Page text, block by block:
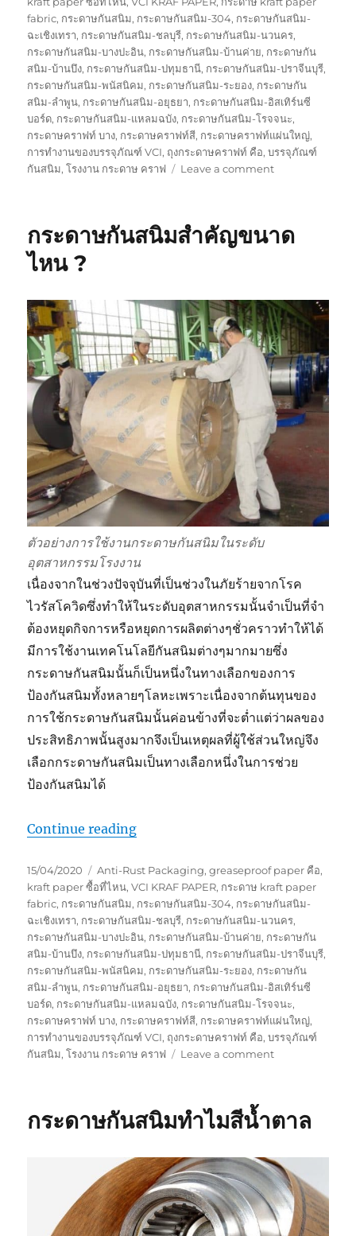
fabric, กระดาษกันสนิม, กระดาษกันสนิม-304, กระดาษกันสนิม-
ฉะเชิงเทรา, กระดาษกันสนิม-ชลบุรี, กระดาษกันสนิม-นวนคร,
กระดาษกันสนิม-บางปะอิน, กระดาษกันสนิม-บ้านค่าย, กระดาษกัน
สนิม-บ้านบึง, กระดาษกันสนิม-ปทุมธานี, กระดาษกันสนิม-ปราจีนบุรี,
กระดาษกันสนิม-พนัสนิคม, กระดาษกันสนิม-ระยอง, กระดาษกัน
สนิม-ลำพูน, กระดาษกันสนิม-อยุธยา, กระดาษกันสนิม-อิสเทิร์นซี
บอร์ด, กระดาษกันสนิม-แหลมฉบัง, กระดาษกันสนิม-โรจจนะ,
กระดาษคราฟท์ บาง, กระดาษคราฟท์สี, กระดาษคราฟท์แผ่นใหญ่,
การทำงานของบรรจุภัณฑ์ VCI, ถุงกระดาษคราฟท์ คือ,บรรจุภัณฑ์
กันสนิม,โรงงาน กระดาษ คราฟ Leave a commenton
กับ
สนิม
ใช้
งาน
เหมือน
กัน
ไหม
?
กระดาษกันสนิมสำคัญขนาด
ไหน ?
ตัวอย่างการใช้งานกระดาษกันสนิมในระดับ
อุตสาหกรรมโรงงาน
เนื่องจากในช่วงปัจจุบันที่เป็นช่วงในภัยร้ายจากโรค
ไวรัสโควิดซึ่งทำให้ในระดับอุตสาหกรรมนั้นจำเป็นที่จำ
ต้องหยุดกิจการหรือหยุดการผลิตต่างๆชั่วคราวทำให้ได้
มีการใช้งานเทคโนโลยีกันสนิมต่างๆมากมายซึ่ง
กระดาษกันสนิมนั้นก็เป็นหนึ่งในทางเลือกของการ
ป้องกันสนิมทั้งหลายๆโลหะเพราะเนื่องจากต้นทุนของ
การใช้กระดาษกันสนิมนั้นค่อนข้างที่จะต่ำแต่ว่าผลของ
ประสิทธิภาพนั้นสูงมากจึงเป็นเหตุผลที่ผู้ใช้ส่วนใหญ่จึง
เลือกกระดาษกันสนิมเป็นทางเลือกหนึ่งในการช่วย
ป้องกันสนิมได้
Continue reading“กระดาษกันสนิมสำคัญขนาดไหน ?”
Posted
on
15/04/2020 Tags
Anti-Rust Packaging,greaseproof paper คือ,
kraft paper ซื้อที่ไหน,VCI KRAF PAPER, กระดาษ kraft paper
fabric, กระดาษกันสนิม, กระดาษกันสนิม-304, กระดาษกันสนิม-
ฉะเชิงเทรา, กระดาษกันสนิม-ชลบุรี, กระดาษกันสนิม-นวนคร,
กระดาษกันสนิม-บางปะอิน, กระดาษกันสนิม-บ้านค่าย, กระดาษกัน
สนิม-บ้านบึง, กระดาษกันสนิม-ปทุมธานี, กระดาษกันสนิม-ปราจีนบุรี,
กระดาษกันสนิม-พนัสนิคม, กระดาษกันสนิม-ระยอง, กระดาษกัน
สนิม-ลำพูน, กระดาษกันสนิม-อยุธยา, กระดาษกันสนิม-อิสเทิร์นซี
บอร์ด, กระดาษกันสนิม-แหลมฉบัง, กระดาษกันสนิม-โรจจนะ,
กระดาษคราฟท์ บาง, กระดาษคราฟท์สี, กระดาษคราฟท์แผ่นใหญ่,
การทำงานของบรรจุภัณฑ์ VCI, ถุงกระดาษคราฟท์ คือ,บรรจุภัณฑ์
กันสนิม,โรงงาน กระดาษ คราฟ Leave a commenton
สำคัญ
?
กระดาษกันสนิมทำไมสีน้ำตาล